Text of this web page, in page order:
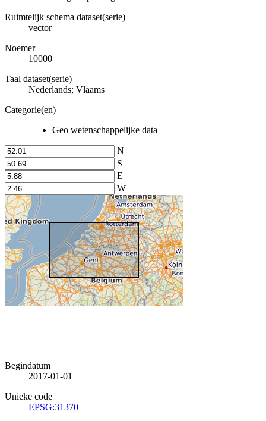
Ruimtelijk schema dataset(serie)
vector
Noemer
10000
Taal dataset(serie)
Nederlands; Vlaams
Categorie(en)
Geo wetenschappelijke data
N
S
E
W
Begindatum
2017-01-01
Unieke code
EPSG:31370